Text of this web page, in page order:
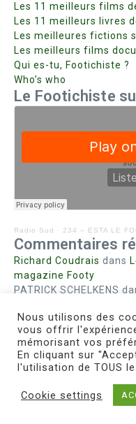
Les 11 meilleurs films
Les 11 meilleurs livres
Les meilleures fictions
Les meilleurs films
Qui es-tu, Footichiste ?
Who’s who
Le Footichiste
Radio Sud · 234 – ESTA LE
Commentaires
Richard Coudrais dans
magazine Footy
PATRICK SCHELKENS
Bohn fabiennedans
Steph. RUTA dansLust
MIRMANDdansPieds
Copyright © 2026
Nous utilisons des
vous offrir
mémorisant vos
En cliquant sur
l'utilisation de TOUS
Cookie settings